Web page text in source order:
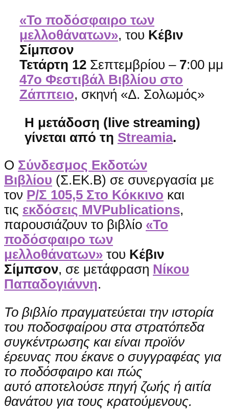
«Το ποδόσφαιρο των
μελλοθάνατων», του Κέβιν
Σίμπσον
Τετάρτη 12 Σεπτεμβρίου – 7:00 μμ
47ο Φεστιβάλ Βιβλίου στο
Ζάππειο, σκηνή «Δ. Σολωμός»
Η μετάδοση (live streaming)
γίνεται από τη Streamia.
Ο Σύνδεσμος Εκδοτών
Βιβλίου (Σ.ΕΚ.Β) σε συνεργασία με
τον Ρ/Σ 105,5 Στο Κόκκινο και
τις εκδόσεις MVPublications,
παρουσιάζουν το βιβλίο «Το
ποδόσφαιρο των
μελλοθάνατων» του Κέβιν
Σίμπσον, σε μετάφραση Νίκου
Παπαδογιάννη.
Το βιβλίο πραγματεύεται την ιστορία
του ποδοσφαίρου στα στρατόπεδα
συγκέντρωσης και είναι προϊόν
έρευνας που έκανε ο συγγραφέας για
το ποδόσφαιρο και πώς
αυτό αποτελούσε πηγή ζωής ή αιτία
θανάτου για τους κρατούμενους.